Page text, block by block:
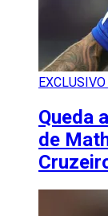
Queda
de